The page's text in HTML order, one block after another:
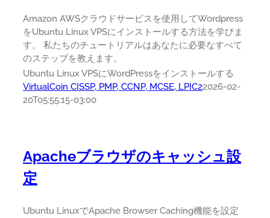
Amazon AWSクラウドサービスを使用してWordpress
をUbuntu Linux VPSにインストールする方法を学びま
す。 私たちのチュートリアルはあなたに必要なすべて
のステップを教えます。
Ubuntu Linux VPSにWordPressをインストールする
VirtualCoin CISSP, PMP, CCNP, MCSE, LPIC22026-02-
20T05:55:15-03:00
Apacheブラウザのキャッシュ設
定
Ubuntu LinuxでApache Browser Caching機能を設定